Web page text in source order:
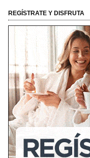
REGÍSTRATE Y DISFRUTA